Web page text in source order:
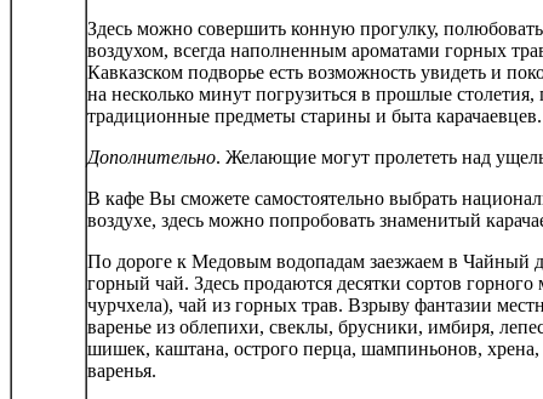
Здесь можно совершить конную прогулку,
воздухом, всегда наполненным ароматами горных
Кавказском подворье есть возможность увидеть и
на несколько минут погрузиться в прошлые
традиционные предметы старины и быта карачаевцев.
Дополнительно. Желающие могут пролететь над
В кафе Вы сможете самостоятельно выбрать
воздухе, здесь можно попробовать знаменитый
По дороге к Медовым водопадам заезжаем в Чайный
горный чай. Здесь продаются десятки сортов горного
чурчхела), чай из горных трав. Взрыву фантазии
варенье из облепихи, свеклы, брусники, имбиря,
шишек, каштана, острого перца, шампиньонов, хрена,
варенья.